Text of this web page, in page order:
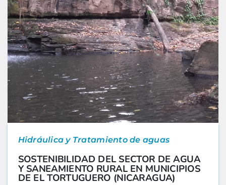
Hidráulica y Tratamiento de aguas
SOSTENIBILIDAD DEL SECTOR DE AGUA
Y SANEAMIENTO RURAL EN MUNICIPIOS
DE EL TORTUGUERO (NICARAGUA)